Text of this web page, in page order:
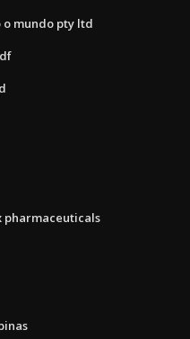
mundo pty ltd
pharmaceuticals